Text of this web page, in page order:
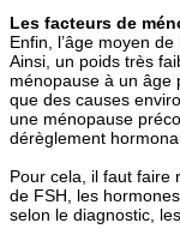
Les facteurs de
Enfin, l’âge moyen
Ainsi, un poids très
ménopause à un âge
que des causes
une ménopause
dérèglement
Pour cela, il faut faire
de FSH, les
selon le diagnostic,